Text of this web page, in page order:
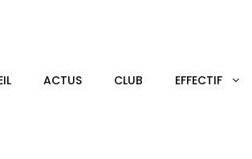
ACTUS CLUB EFFECTIF